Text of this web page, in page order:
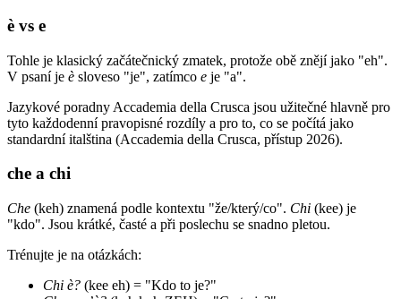
è vs e
Tohle je klasický začátečnický zmatek, protože obě znějí jako "eh".
V psaní je è sloveso "je", zatímco e je "a".
Jazykové poradny Accademia della Crusca jsou užitečné hlavně pro
tyto každodenní pravopisné rozdíly a pro to, co se počítá jako
standardní italština (Accademia della Crusca, přístup 2026).
che a chi
Che (keh) znamená podle kontextu "že/který/co". Chi (kee) je
"kdo". Jsou krátké, časté a při poslechu se snadno pletou.
Trénujte je na otázkách:
Chi è? (kee eh) = "Kdo to je?"